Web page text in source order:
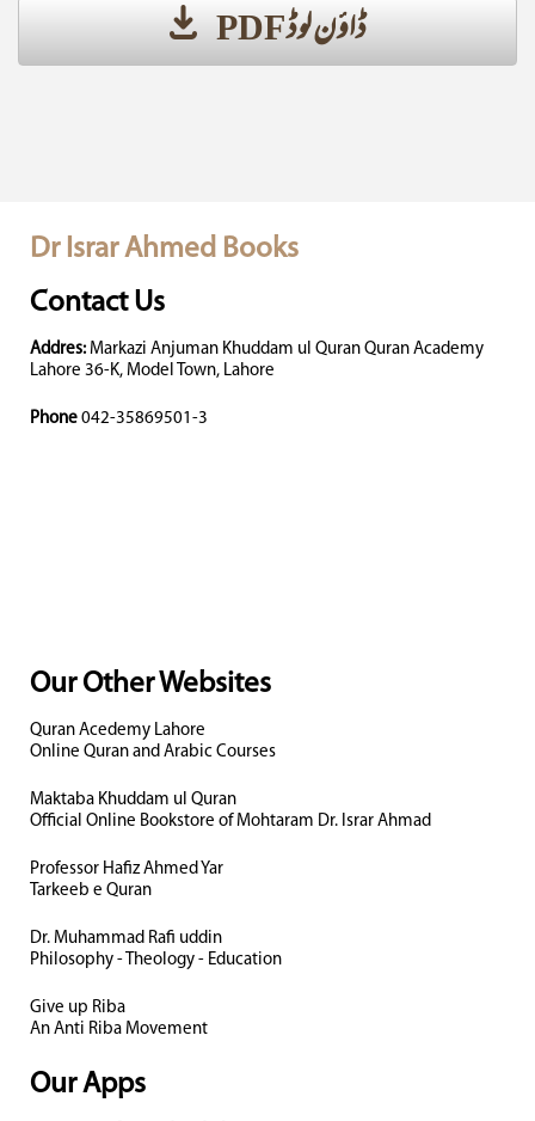
ڈاؤن لوڈ PDF
Dr Israr Ahmed Books
Contact Us
Addres: Markazi Anjuman Khuddam ul Quran Quran Academy
Lahore 36-K, Model Town, Lahore
Phone 042-35869501-3
Our Other Websites
Quran Acedemy Lahore
Online Quran and Arabic Courses
Maktaba Khuddam ul Quran
Official Online Bookstore of Mohtaram Dr. Israr Ahmad
Professor Hafiz Ahmed Yar
Tarkeeb e Quran
Dr. Muhammad Rafi uddin
Philosophy - Theology - Education
Give up Riba
An Anti Riba Movement
Our Apps